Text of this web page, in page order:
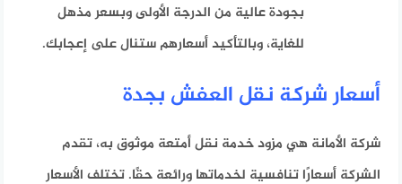
بجودة عالية من الدرجة الأولى وبسعر مذهل
للغاية، وبالتأكيد أسعارهم ستنال على إعجابك.
أسعار شركة نقل العفش بجدة
شركة الأمانة هي مزود خدمة نقل أمتعة موثوق به، تقدم
الشركة أسعارًا تنافسية لخدماتها ورائعة حقًا. تختلف الأسعار